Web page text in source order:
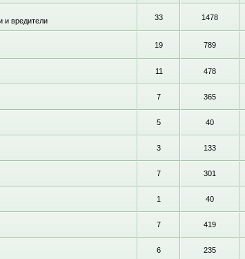
и вредители 33 1478
19 789
11 478
7 365
5 40
3 133
7 301
1 40
7 419
6 235